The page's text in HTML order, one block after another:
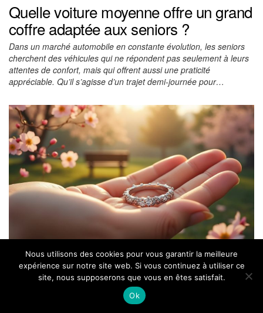
Quelle voiture moyenne offre un grand
coffre adaptée aux seniors ?
Dans un marché automobile en constante évolution, les seniors
cherchent des véhicules qui ne répondent pas seulement à leurs
attentes de confort, mais qui offrent aussi une praticité
appréciable. Qu’il s’agisse d’un trajet demi-journée pour…
Comprendre la signification d’une
bague de promesse pour un couple :
l’histoire d’un symbole d’amour
Nous utilisons des cookies pour vous garantir la meilleure
expérience sur notre site web. Si vous continuez à utiliser ce
site, nous supposerons que vous en êtes satisfait.
Ok